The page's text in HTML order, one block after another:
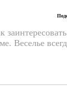
Веселье